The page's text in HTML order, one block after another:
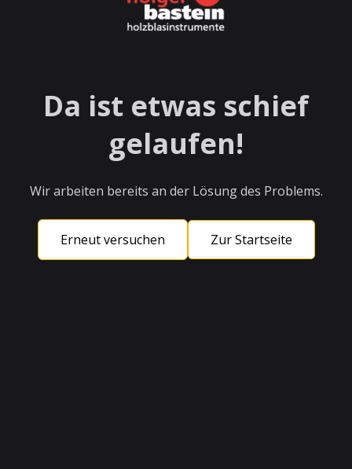
Da ist etwas schief
gelaufen!
Wir arbeiten bereits an der Lösung des Problems.
Erneut versuchen Zur Startseite